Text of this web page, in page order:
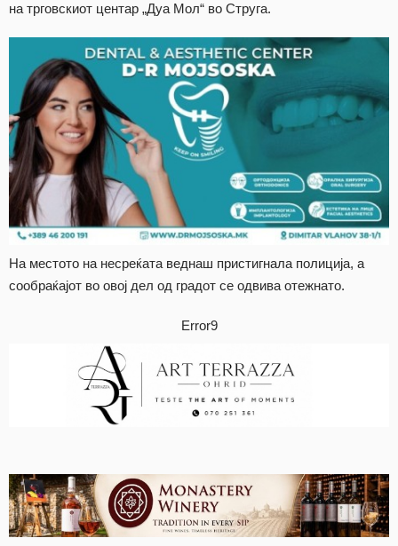
на трговскиот центар „Дуа Мол“ во Струга.
На местото на несреќата веднаш пристигнала полиција, а
сообраќајот во овој дел од градот се одвива отежнато.
Error9